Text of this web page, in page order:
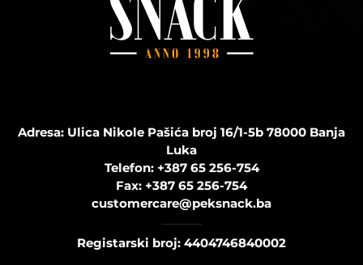
Adresa: Ulica Nikole Pašića broj 16/1-5b 78000 Banja
Luka
Telefon: +387 65 256-754
Fax: +387 65 256-754
customercare@peksnack.ba
Registarski broj: 4404746840002